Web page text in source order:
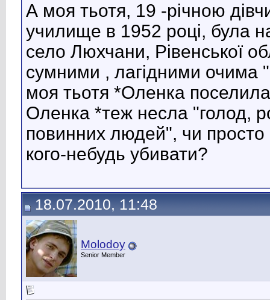
А моя тьотя, 19 -річною
училище в 1952 році, була
село Люхчани, Рівенської
сумними , лагідними очима
моя тьотя *Оленка
Оленка *теж несла "голод,
повинних людей", чи
кого-небудь убивати?
18.07.2010, 11:48
Molodoy
Senior Member